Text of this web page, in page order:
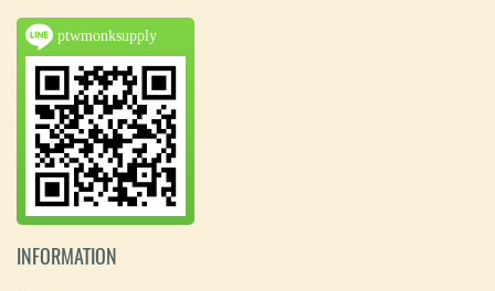
ptwmonksupply
INFORMATION